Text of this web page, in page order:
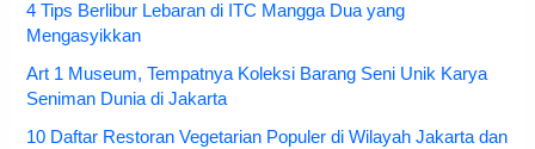
4 Tips Berlibur Lebaran di ITC Mangga Dua yang
Mengasyikkan
Art 1 Museum, Tempatnya Koleksi Barang Seni Unik Karya
Seniman Dunia di Jakarta
10 Daftar Restoran Vegetarian Populer di Wilayah Jakarta dan